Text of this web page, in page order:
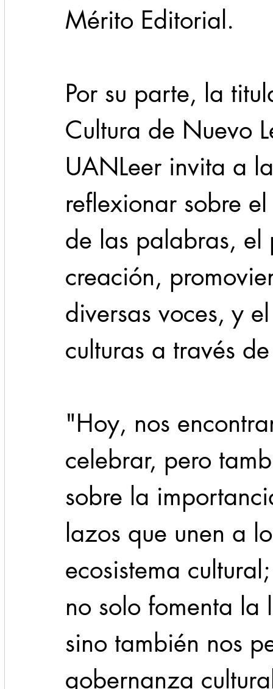
Mérito Editorial.
Por su parte, la
Cultura de Nuevo
UANLeer invita a
reflexionar sobre
de las palabras,
creación,
diversas voces, y
culturas a través
"Hoy, nos
celebrar, pero
sobre la
lazos que unen a
ecosistema
no solo fomenta
sino también nos
gobernanza